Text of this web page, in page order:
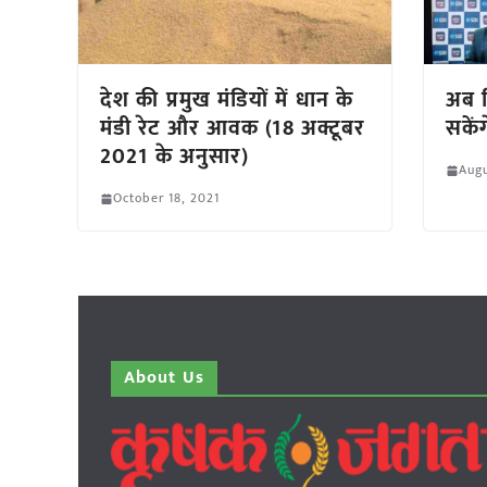
देश की प्रमुख मंडियों में धान के
मंडी रेट और आवक (18 अक्टूबर
2021 के अनुसार)
October 18, 2021
अब
About Us